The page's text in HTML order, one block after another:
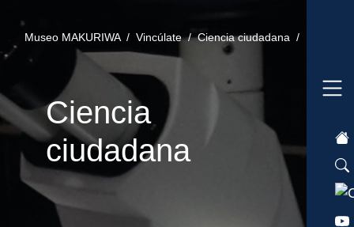
Museo MAKURIWA /Vincúlate /Ciencia ciudadana /
Ciencia
ciudadana